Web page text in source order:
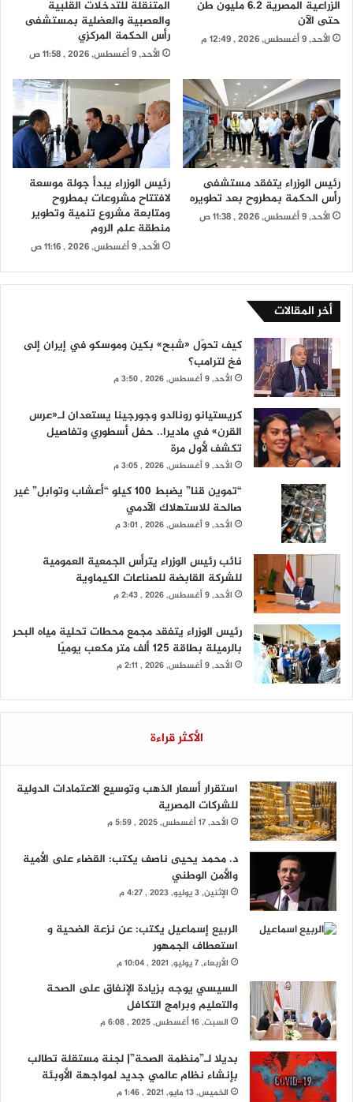
الزراعية المصرية 6.2 مليون طن
حتى الآن
الأحد, 9 أغسطس, 2026 , 12:49 م
المتنقلة للتدخلات القلبية
والعصبية والعضلية بمستشفى
رأس الحكمة المركزي
الأحد, 9 أغسطس, 2026 , 11:58 ص
رئيس الوزراء يتفقد مستشفى
رأس الحكمة بمطروح بعد تطويره
الأحد, 9 أغسطس, 2026 , 11:38 ص
رئيس الوزراء يبدأ جولة موسعة
لافتتاح مشروعات بمطروح
ومتابعة مشروع تنمية وتطوير
منطقة علم الروم
الأحد, 9 أغسطس, 2026 , 11:16 ص
أخر المقالات
كيف تحوّل «شبح» بكين وموسكو في إيران إلى
فخ لترامب؟
الأحد, 9 أغسطس, 2026 , 3:50 م
كريستيانو رونالدو وجورجينا يستعدان لـ«عرس
القرن» في ماديرا.. حفل أسطوري وتفاصيل
تكشف لأول مرة
الأحد, 9 أغسطس, 2026 , 3:05 م
“تموين قنا” يضبط 100 كيلو “أعشاب وتوابل” غير
صالحة للاستهلاك الآدمي
الأحد, 9 أغسطس, 2026 , 3:01 م
نائب رئيس الوزراء يترأس الجمعية العمومية
للشركة القابضة للصناعات الكيماوية
الأحد, 9 أغسطس, 2026 , 2:43 م
رئيس الوزراء يتفقد مجمع محطات تحلية مياه البحر
بالرميلة بطاقة 125 ألف متر مكعب يوميًا
الأحد, 9 أغسطس, 2026 , 2:11 م
الأكثر قراءة
استقرار أسعار الذهب وتوسيع الاعتمادات الدولية
للشركات المصرية
الأحد, 17 أغسطس, 2025 , 5:59 م
د. محمد يحيى ناصف يكتب: القضاء على الأمية
والأمن الوطني
الإثنين, 3 يوليو, 2023 , 4:27 م
الربيع إسماعيل يكتب: عن نزعة الضحية و
استعطاف الجمهور
الأربعاء, 7 يوليو, 2021 , 10:04 م
السيسي يوجه بزيادة الإنفاق على الصحة
والتعليم وبرامج التكافل
السبت, 16 أغسطس, 2025 , 6:08 م
بديلا لـ”منظمة الصحة”| لجنة مستقلة تطالب
بإنشاء نظام عالمي جديد لمواجهة الأوبئة
الخميس, 13 مايو, 2021 , 1:46 م